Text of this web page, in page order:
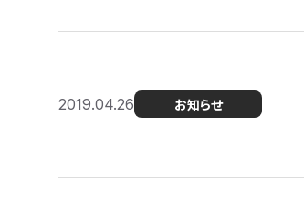
2019.04.26 お知らせ